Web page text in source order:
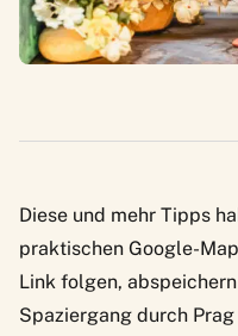
Diese und mehr Tipps
praktischen Google-
Link folgen,
Spaziergang durch